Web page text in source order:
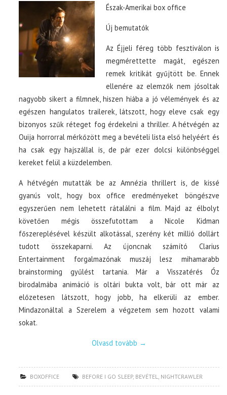
Észak-Amerikai box office
Új bemutatók
Az Éjjeli féreg több fesztiválon is
megmérettette magát, egészen
remek kritikát gyűjtött be. Ennek
ellenére az elemzők nem jósoltak
nagyobb sikert a filmnek, hiszen hiába a jó vélemények és az
egészen hangulatos trailerek, látszott, hogy eleve csak egy
bizonyos szűk réteget fog érdekelni a thriller. A hétvégén az
Ouija horrorral mérkőzött meg a bevételi lista első helyéért és
ha csak egy hajszállal is, de pár ezer dolcsi különbséggel
kereket felül a küzdelemben.
A hétvégén mutatták be az Amnézia thrillert is, de kissé
gyanús volt, hogy box office eredményeket böngészve
egyszerűen nem lehetett rátalálni a film. Majd az élbolyt
követően mégis összefutottam a Nicole Kidman
főszereplésével készült alkotással, szerény két millió dollárt
tudott összekaparni. Az újoncnak számító Clarius
Entertainment forgalmazónak muszáj lesz mihamarabb
brainstorming gyűlést tartania. Már a Visszatérés Óz
birodalmába animáció is oltári bukta volt, bár ott már az
előzetesen látszott, hogy jobb, ha elkerüli az ember.
Mindazonáltal a Szerelem a végzetem sem hozott valami
sokat.
Olvasd tovább →
BOXOFFICE BEFORE I GO SLEEP, BEVÉTEL, NIGHTCRAWLER